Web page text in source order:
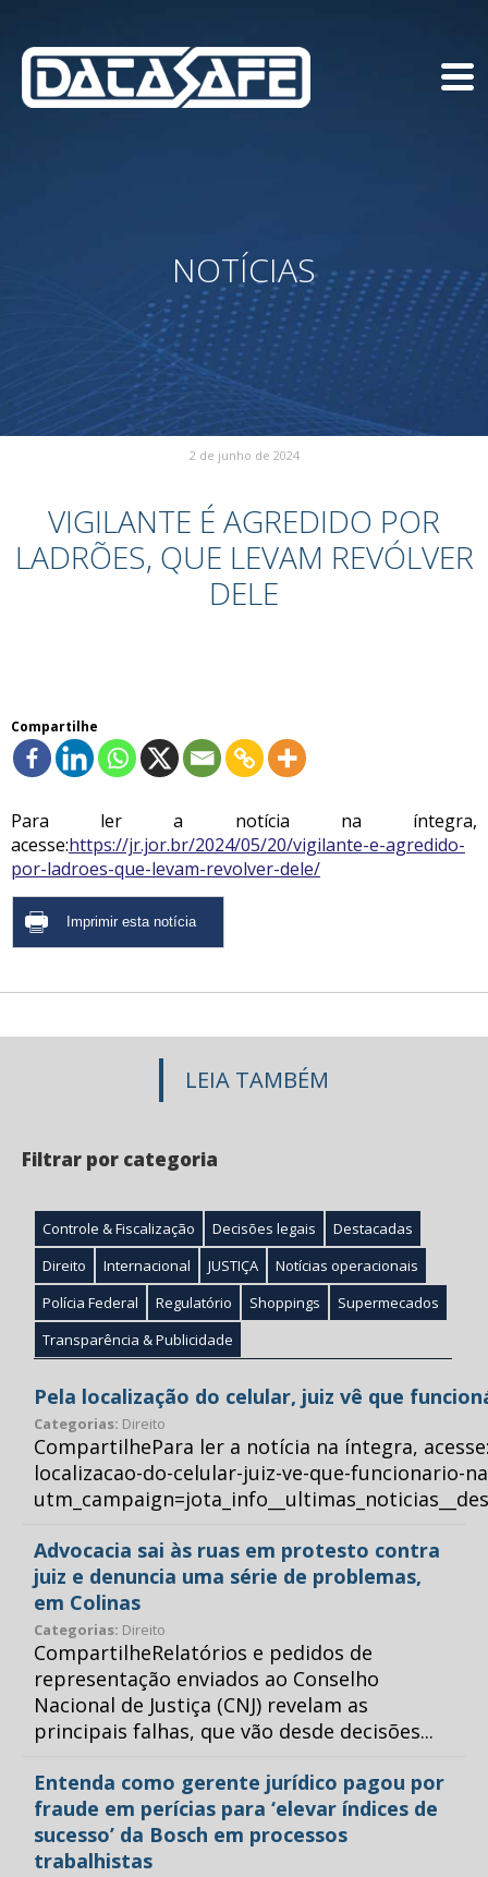
NOTÍCIAS
2 de junho de 2024
VIGILANTE É AGREDIDO POR
LADRÕES, QUE LEVAM REVÓLVER
DELE
Compartilhe
Para ler a notícia na íntegra,
acesse:https://jr.jor.br/2024/05/20/vigilante-e-agredido-
por-ladroes-que-levam-revolver-dele/
LEIA TAMBÉM
Filtrar por categoria
Controle & Fiscalização Decisões legais
Destacadas
Direito
Internacional JUSTIÇA
Notícias operacionais
Polícia Federal
Regulatório Shoppings
Supermecados
Transparência & Publicidade
Pela localização do celular, juiz vê que
Categorias: Direito
CompartilhePara ler a notícia na íntegra,
localizacao-do-celular-juiz-ve-que-funcionario-
Advocacia sai às ruas em protesto contra
juiz e denuncia uma série de problemas,
em Colinas
Categorias: Direito
CompartilheRelatórios e pedidos de
representação enviados ao Conselho
Nacional de Justiça (CNJ) revelam as
principais falhas, que vão desde decisões...
Entenda como gerente jurídico pagou por
fraude em perícias para ‘elevar índices de
sucesso’ da Bosch em processos
trabalhistas